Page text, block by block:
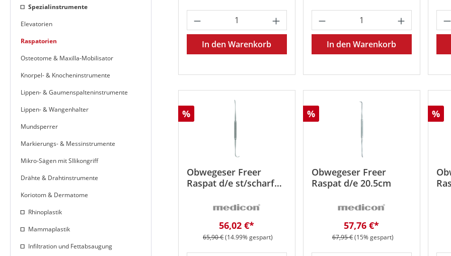
Spezialinstrumente
Elevatorien
Raspatorien
Osteotome & Maxilla-Mobilisator
Knorpel- & Knocheninstrumente
Lippen- & Gaumenspalteninstrumente
Lippen- & Wangenhalter
Mundsperrer
Markierungs- & Messinstrumente
Mikro-Sägen mit SIlikongriff
Drähte & Drahtinstrumente
Koriotom & Dermatome
Rhinoplastik
Mammaplastik
Infiltration und Fettabsaugung
Produkt Anzahl: Gib den gewünschten Wert
In den Warenkorb
Produkt Anzahl: Gib
In den Warenkorb
Rabatt
%
Obwegeser Freer
Raspat d/e st/scharf
Verkaufspreis:
56,02 €*
Regulärer Preis:
65,90 €(14.99% gespart)
Rabatt
%
Obwegeser Freer
Raspat d/e 20.5cm
Verkaufspreis:
57,76 €*
Regulärer Preis:
67,95 €(15% gespart)
%